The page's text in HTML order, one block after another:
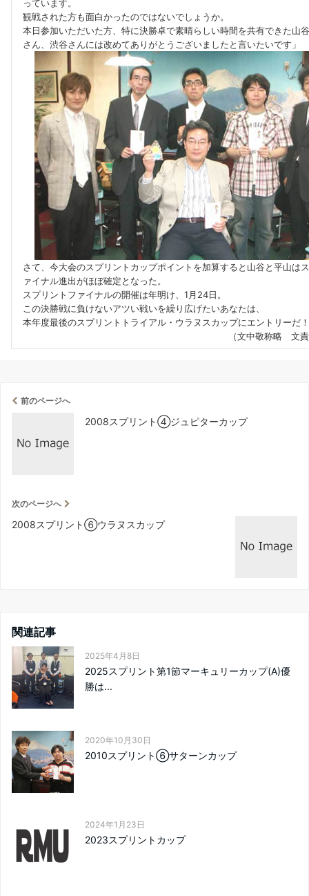
っています。
観戦された方も面白かったのではないでしょうか。
本日参加いただいた方、特に決勝卓で素晴らしい時間を共有できた山
さん、渋谷さんには改めてありがとうございましたと言いたいです」
さて、今大会のスプリントカップポイントを加算すると山谷と平山は
ァイナル進出がほぼ確定となった。
スプリントファイナルの開催は年明け、1月24日。
この決勝戦に負けないアツい戦いを繰り広げたいあなたは、
本年度最後のスプリントトライアル・ウラヌスカップにエントリーだ！
（文中敬称略 文
前のページへ
2008スプリント④ジュピターカップ
次のページへ
2008スプリント⑥ウラヌスカップ
関連記事
2025年4月8日
2025スプリント第1節マーキュリーカップ(A)優
勝は...
2020年10月30日
2010スプリント⑥サターンカップ
2024年1月23日
2023スプリントカップ